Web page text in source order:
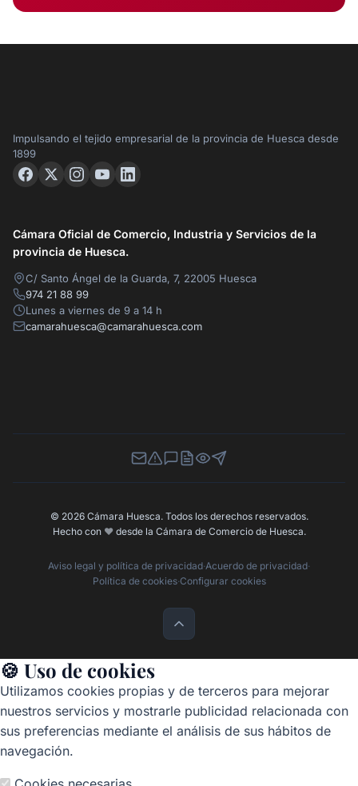
Impulsando el tejido empresarial de la provincia de Huesca desde
1899
Cámara Oficial de Comercio, Industria y Servicios de la
provincia de Huesca.
C/ Santo Ángel de la Guarda, 7, 22005 Huesca
974 21 88 99
Lunes a viernes de 9 a 14 h
camarahuesca@camarahuesca.com
Newsletter
Canal de Denuncias
Buzón de Sugerencias
Perfil Contratante
Ley de Transparencia
Contacta con nosotros
© 2026 Cámara Huesca. Todos los derechos reservados.
Hecho con ❤️desde la Cámara de Comercio de Huesca.
Aviso legal y política de privacidad·Acuerdo de privacidad·
Política de cookies·Configurar cookies
🍪 Uso de cookies
Utilizamos cookies propias y de terceros para mejorar
nuestros servicios y mostrarle publicidad relacionada con
sus preferencias mediante el análisis de sus hábitos de
navegación.